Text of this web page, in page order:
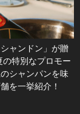
シャンドン」が贈
特別なプロモー
シャンパンを味
を一挙紹介！